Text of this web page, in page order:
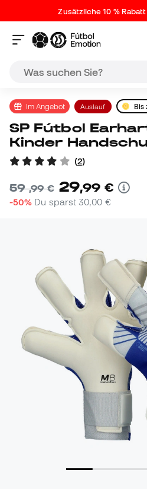
Zusätzliche 10 %
Im Angebot Auslauf Bis
SP Fútbol Earhart Pro für
Kinder
(2)
59,99 € 29,99 €
-50% Du sparst30,00 €